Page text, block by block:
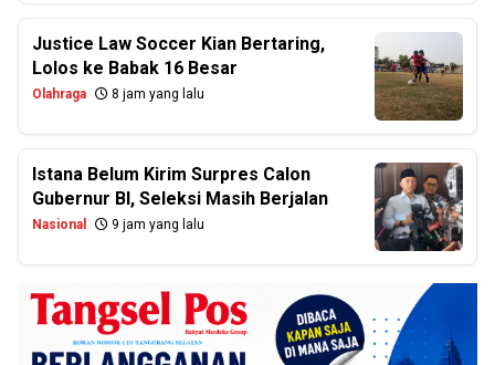
Justice Law Soccer Kian Bertaring,
Lolos ke Babak 16 Besar
Olahraga 8 jam yang lalu
Istana Belum Kirim Surpres Calon
Gubernur BI, Seleksi Masih Berjalan
Nasional 9 jam yang lalu